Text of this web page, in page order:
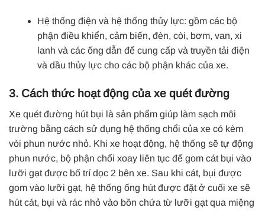
Hệ thống điện và hệ thống thủy lực: gồm các bộ
phận điều khiển, cảm biến, đèn, còi, bơm, van, xi
lanh và các ống dẫn để cung cấp và truyền tải điện
và dầu thủy lực cho các bộ phận khác của xe.
3. Cách thức hoạt động của xe quét đường
Xe quét đường hút bụi là sản phẩm giúp làm sạch môi
trường bằng cách sử dụng hệ thống chổi của xe có kèm
vòi phun nước nhỏ. Khi xe hoạt động, hệ thống sẽ tự động
phun nước, bộ phận chổi xoay liên tục để gom cát bụi vào
lưỡi gạt được bố trí dọc 2 bên xe. Sau khi cát, bụi được
gom vào lưỡi gạt, hệ thống ống hút được đặt ở cuối xe sẽ
hút cát, bụi và rác nhỏ vào bồn chứa từ lưỡi gạt qua miệng